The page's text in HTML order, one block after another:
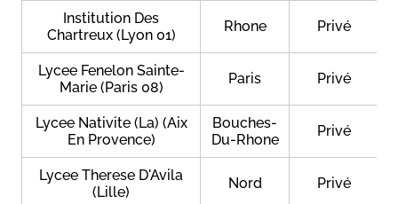
Institution Des
Chartreux (Lyon 01)
Rhone Privé
Lycee Fenelon Sainte-
Marie (Paris 08)
Paris Privé
Lycee Nativite (La) (Aix
En Provence)
Bouches-
Du-Rhone
Privé
Lycee Therese D'Avila
(Lille)
Nord Privé